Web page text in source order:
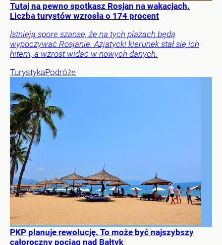
Tutaj na pewno spotkasz Rosjan na wakacjach.
Liczba turystów wzrosła o 174 procent
Istnieją spore szanse, że na tych plażach będą
wypoczywać Rosjanie. Azjatycki kierunek stał się ich
hitem, a wzrost widać w nowych danych.
TurystykaPodróże
PKP planuje rewolucję. To może być najszybszy
całoroczny pociąg nad Bałtyk